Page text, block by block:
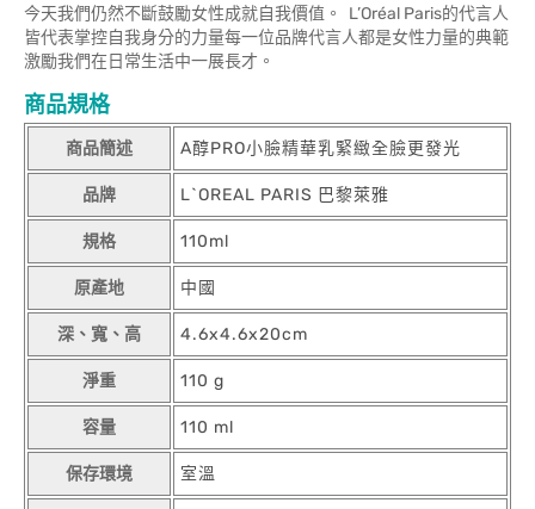
今天我們仍然不斷鼓勵女性成就自我價值。 L’Oréal Paris的代言人
皆代表掌控自我身分的力量每一位品牌代言人都是女性力量的典範
激勵我們在日常生活中一展長才。
商品規格
商品簡述 A醇PRO小臉精華乳緊緻全臉更發光
品牌 L`OREAL PARIS 巴黎萊雅
規格 110ml
原產地 中國
深、寬、高 4.6x4.6x20cm
淨重 110 g
容量 110 ml
保存環境 室溫